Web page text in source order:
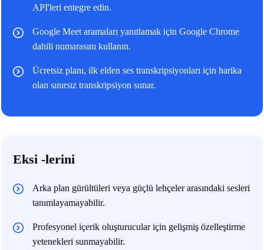
API'leri entegre edin.
Google Meet aramaları yanıtlamak için Google Chrome
dahili numarasını kullanın.
Ücretsiz planı, ilk elden ses transkripsiyonları için harika
olan sınırsız transkripsiyon sunar.
Eksi -lerini
Arka plan gürültüleri veya güçlü lehçeler arasındaki sesleri
tanımlayamayabilir.
Profesyonel içerik oluşturucular için gelişmiş özelleştirme
yetenekleri sunmayabilir.